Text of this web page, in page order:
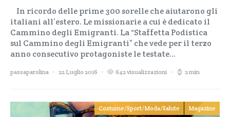
In ricordo delle prime 300 sorelle che aiutarono gli
italiani all’estero. Le missionarie a cui è dedicato il
Cammino degli Emigranti. La “Staffetta Podistica
sul Cammino degli Emigranti” che vede per il terzo
anno consecutivo protagoniste le testate…
passaparolina 22 Luglio 2016 642 visualizzazioni 2 min
Costume/Sport/Moda/Salute Magazine